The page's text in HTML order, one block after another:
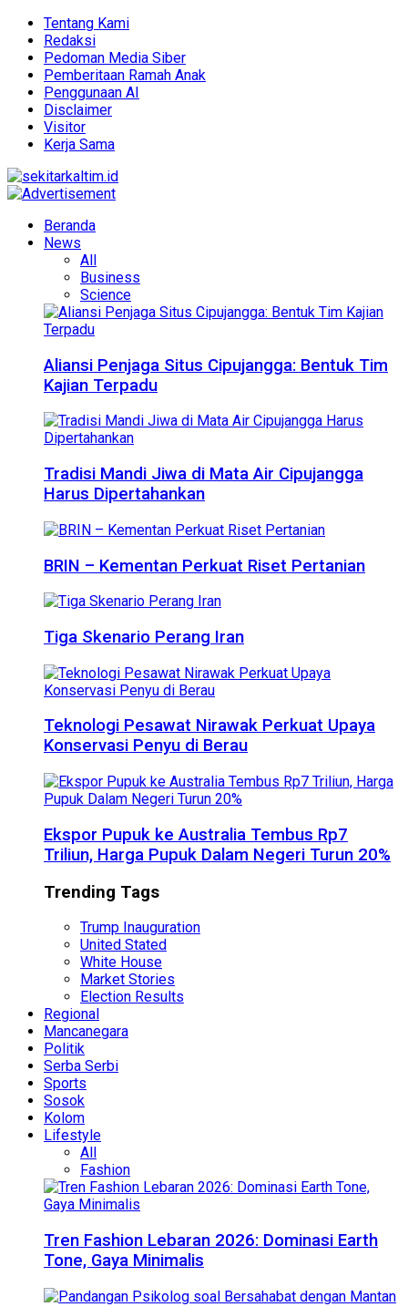
Tentang Kami
Redaksi
Pedoman Media Siber
Pemberitaan Ramah Anak
Penggunaan AI
Disclaimer
Visitor
Kerja Sama
Beranda
News
All
Business
Science
Aliansi Penjaga Situs Cipujangga: Bentuk Tim
Kajian Terpadu
Tradisi Mandi Jiwa di Mata Air Cipujangga
Harus Dipertahankan
BRIN – Kementan Perkuat Riset Pertanian
Tiga Skenario Perang Iran
Teknologi Pesawat Nirawak Perkuat Upaya
Konservasi Penyu di Berau
Ekspor Pupuk ke Australia Tembus Rp7
Triliun, Harga Pupuk Dalam Negeri Turun 20%
Trending Tags
Trump Inauguration
United Stated
White House
Market Stories
Election Results
Regional
Mancanegara
Politik
Serba Serbi
Sports
Sosok
Kolom
Lifestyle
All
Fashion
Tren Fashion Lebaran 2026: Dominasi Earth
Tone, Gaya Minimalis